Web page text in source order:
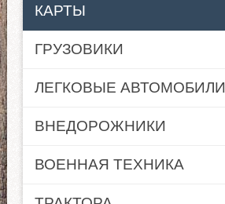
КАРТЫ
ГРУЗОВИКИ
ЛЕГКОВЫЕ АВТОМОБИЛИ
ВНЕДОРОЖНИКИ
ВОЕННАЯ ТЕХНИКА